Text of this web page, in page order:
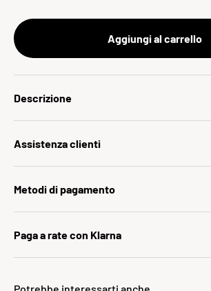
Aggiungi al carrello
Descrizione
Assistenza clienti
Metodi di pagamento
Paga a rate con Klarna